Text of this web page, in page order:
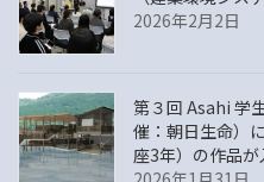
2026年2月2日
第３回 Asahi 学
催：朝日生命）
座3年）の作品が